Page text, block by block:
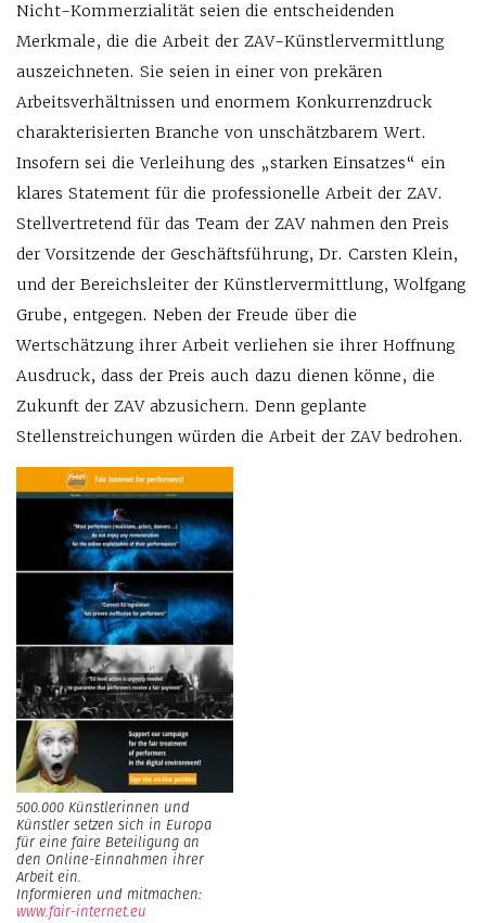
Nicht-Kommerzialität seien die entscheidenden
Merkmale, die die Arbeit der ZAV-Künstlervermittlung
auszeichneten. Sie seien in einer von prekären
Arbeitsverhältnissen und enormem Konkurrenzdruck
charakterisierten Branche von unschätzbarem Wert.
Insofern sei die Verleihung des „starken Einsatzes“ ein
klares Statement für die professionelle Arbeit der ZAV.
Stellvertretend für das Team der ZAV nahmen den Preis
der Vorsitzende der Geschäftsführung, Dr. Carsten Klein,
und der Bereichsleiter der Künstlervermittlung, Wolfgang
Grube, entgegen. Neben der Freude über die
Wertschätzung ihrer Arbeit verliehen sie ihrer Hoffnung
Ausdruck, dass der Preis auch dazu dienen könne, die
Zukunft der ZAV abzusichern. Denn geplante
Stellenstreichungen würden die Arbeit der ZAV bedrohen.
500.000 Künstlerinnen und
Künstler setzen sich in Europa
für eine faire Beteiligung an
den Online-Einnahmen ihrer
Arbeit ein.
Informieren und mitmachen:
www.fair-internet.eu